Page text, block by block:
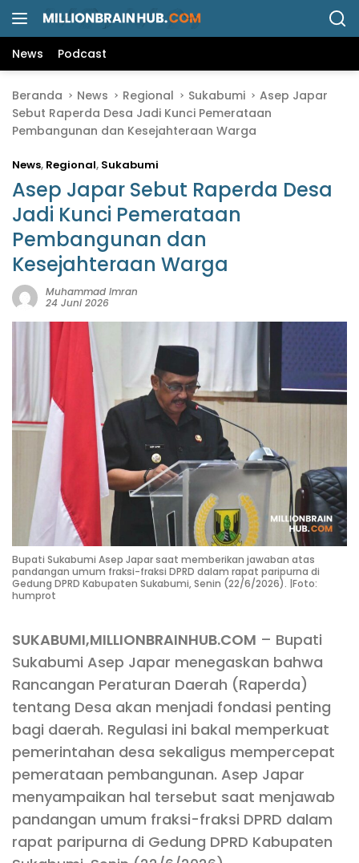
News Podcast
Beranda News Regional Sukabumi
Asep Japar
Sebut Raperda Desa Jadi Kunci Pemerataan
Pembangunan dan Kesejahteraan Warga
News, Regional, Sukabumi
Asep Japar Sebut Raperda Desa
Jadi Kunci Pemerataan
Pembangunan dan
Kesejahteraan Warga
Muhammad Imran
24 Juni 2026
Bupati Sukabumi Asep Japar saat memberikan jawaban atas
pandangan umum fraksi-fraksi DPRD dalam rapat paripurna di
Gedung DPRD Kabupaten Sukabumi, Senin (22/6/2026). |Foto:
humprot
SUKABUMI,MILLIONBRAINHUB.COM – Bupati
Sukabumi Asep Japar menegaskan bahwa
Rancangan Peraturan Daerah (Raperda)
tentang Desa akan menjadi fondasi penting
bagi daerah. Regulasi ini bakal memperkuat
pemerintahan desa sekaligus mempercepat
pemerataan pembangunan. Asep Japar
menyampaikan hal tersebut saat menjawab
pandangan umum fraksi-fraksi DPRD dalam
rapat paripurna di Gedung DPRD Kabupaten